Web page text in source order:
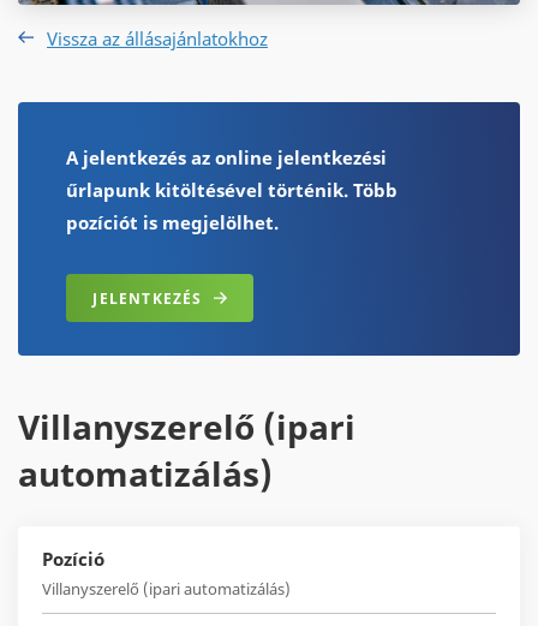
Vissza az állásajánlatokhoz
A jelentkezés az online jelentkezési
űrlapunk kitöltésével történik. Több
pozíciót is megjelölhet.
JELENTKEZÉS
Villanyszerelő (ipari
automatizálás)
Pozíció
Villanyszerelő (ipari automatizálás)